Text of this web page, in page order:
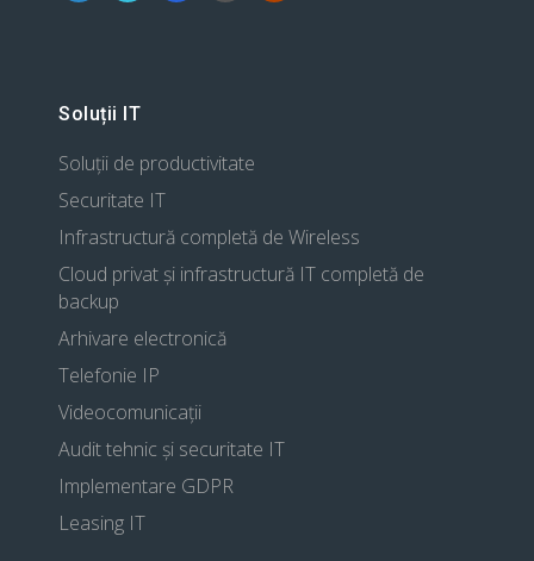
Soluții IT
Soluții de productivitate
Securitate IT
Infrastructură completă de Wireless
Cloud privat și infrastructură IT completă de
backup
Arhivare electronică
Telefonie IP
Videocomunicații
Audit tehnic și securitate IT
Implementare GDPR
Leasing IT